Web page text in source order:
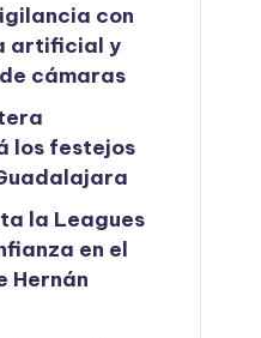
con
artificial y
cámaras
los festejos
la Leagues
en el
Hernán